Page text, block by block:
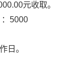
元收取。
5000
日。